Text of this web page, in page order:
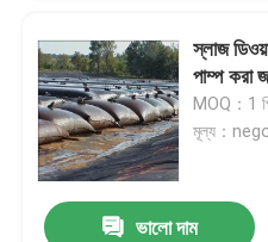
স্লাজ
পাম্প করা
MOQ：1
মূল্য：
ভালো দাম